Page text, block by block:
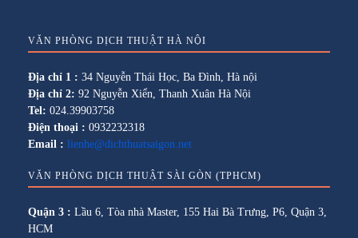
VĂN PHÒNG DỊCH THUẬT HÀ NỘI
Địa chỉ 1 : 34 Nguyễn Thái Học, Ba Đình, Hà nội
Địa chỉ 2: 92 Nguyễn Xiển, Thanh Xuân Hà Nội
Tel: 024.39903758
Điện thoại : 0932232318
Email : lienhe@dichthuatsaigon.net
VĂN PHÒNG DỊCH THUẬT SÀI GÒN (TPHCM)
Quận 3 : Lầu 6, Tòa nhà Master, 155 Hai Bà Trưng, P6, Quận 3,
HCM